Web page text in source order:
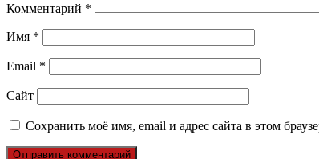
Комментарий *
Имя *
Email *
Сайт
Сохранить моё имя, email и адрес сайта в этом